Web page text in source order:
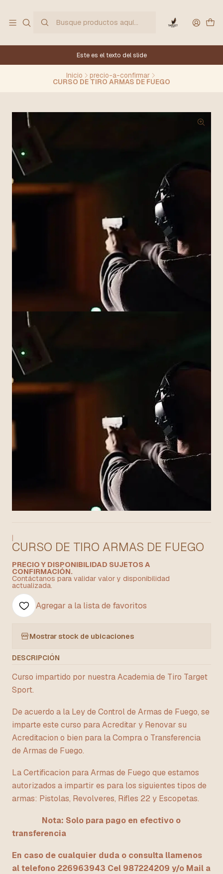
Este es el texto del slide
Inicio precio-a-confirmar
CURSO DE TIRO ARMAS DE FUEGO
|
CURSO DE TIRO ARMAS DE FUEGO
PRECIO Y DISPONIBILIDAD SUJETOS A
CONFIRMACIÓN.
Contáctanos para validar valor y disponibilidad
actualizada.
Agregar a la lista de favoritos
Mostrar stock de ubicaciones
DESCRIPCIÓN
Curso impartido por nuestra Academia de Tiro Target
Sport.
De acuerdo a la Ley de Control de Armas de Fuego, se
imparte este curso para Acreditar y Renovar su
Acreditacion o bien para la Compra o Transferencia
de Armas de Fuego.
La Certificacion para Armas de Fuego que estamos
autorizados a impartir es para los siguientes tipos de
armas: Pistolas, Revolveres, Rifles 22 y Escopetas.
Nota: Solo para pago en efectivo o
transferencia
En caso de cualquier duda o consulta llamenos
al telefono 226963943 Cel 987224209 y/o Mail a